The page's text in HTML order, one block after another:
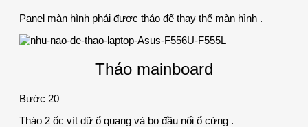
Panel màn hình phải được tháo để thay thế màn hình .
Tháo mainboard
Bước 20
Tháo 2 ốc vít dữ ổ quang và bo đầu nối ổ cứng .